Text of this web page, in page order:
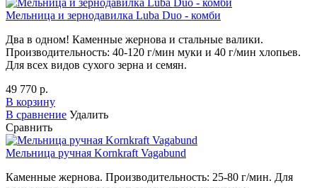
Мельница и зернодавилка Luba Duo - комби
Два в одном! Каменные жернова и стальные валики.
Производительность: 40-120 г/мин муки и 40 г/мин хлопьев.
Для всех видов сухого зерна и семян.
49 770 р.
В корзину
В сравнение Удалить
Сравнить
Мельница ручная Kornkraft Vagabund
Каменные жернова. Производительность: 25-80 г/мин. Для